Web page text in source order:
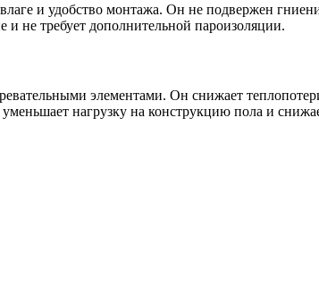
и удобство монтажа. Он не подвержен
не требует дополнительной пароизоляции.
элементами. Он снижает
нагрузку на конструкцию пола и